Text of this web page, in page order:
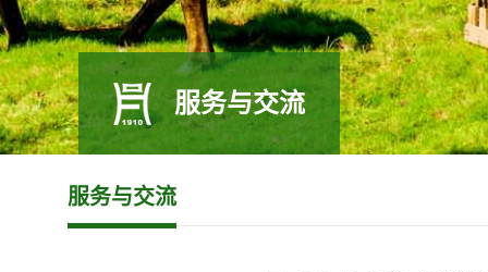
服务与交流
服务与交流